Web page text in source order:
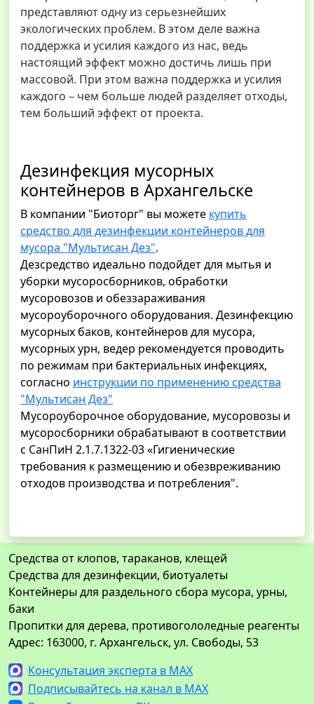
представляют одну из серьезнейших
экологических проблем. В этом деле важна
поддержка и усилия каждого из нас, ведь
настоящий эффект можно достичь лишь при
массовой. При этом важна поддержка и усилия
каждого – чем больше людей разделяет отходы,
тем больший эффект от проекта.
Дезинфекция мусорных
контейнеров в Архангельске
В компании "Биоторг" вы можете купить
средство для дезинфекции контейнеров для
мусора "Мультисан Дез".
Дезсредство идеально подойдет для мытья и
уборки мусоросборников, обработки
мусоровозов и обеззараживания
мусороуборочного оборудования. Дезинфекцию
мусорных баков, контейнеров для мусора,
мусорных урн, ведер рекомендуется проводить
по режимам при бактериальных инфекциях,
согласно инструкции по применению средства
"Мультисан Дез"
Мусороуборочное оборудование, мусоровозы и
мусоросборники обрабатывают в соответствии
с СанПиН 2.1.7.1322-03 «Гигиенические
требования к размещению и обезвреживанию
отходов производства и потребления".
Средства от клопов, тараканов, клещей
Средства для дезинфекции, биотуалеты
Контейнеры для раздельного сбора мусора, урны,
баки
Пропитки для дерева, противогололедные реагенты
Адрес: 163000, г. Архангельск, ул. Свободы, 53
Консультация эксперта в MAX
Подписывайтесь на канал в MAX